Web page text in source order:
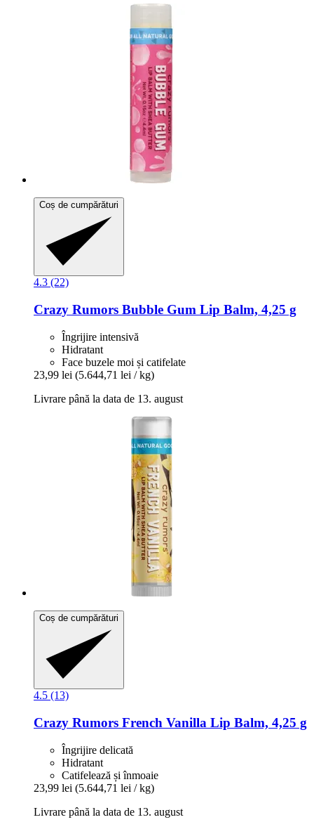
Coș de cumpărături
4.3 (22)
Crazy Rumors Bubble Gum Lip Balm, 4,25 g
Îngrijire intensivă
Hidratant
Face buzele moi și catifelate
23,99 lei (5.644,71 lei / kg)
Livrare până la data de 13. august
Coș de cumpărături
4.5 (13)
Crazy Rumors French Vanilla Lip Balm, 4,25 g
Îngrijire delicată
Hidratant
Catifelează și înmoaie
23,99 lei (5.644,71 lei / kg)
Livrare până la data de 13. august